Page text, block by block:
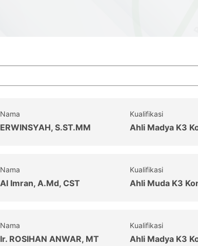
Nama
ERWINSYAH, S.ST.MM
Kualifikasi
Ahli Madya K3
Nama
Al Imran, A.Md, CST
Kualifikasi
Ahli Muda K3
Nama
Ir. ROSIHAN ANWAR, MT
Kualifikasi
Ahli Madya K3